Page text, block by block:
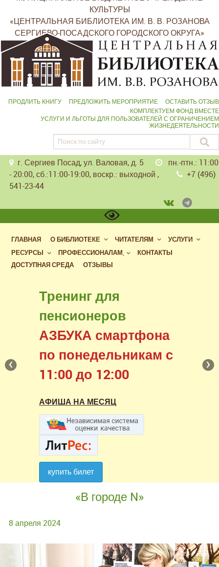
КУЛЬТУРЫ
«ЦЕНТРАЛЬНАЯ БИБЛИОТЕКА ИМ. В. В. РОЗАНОВА
СЕРГИЕВО-ПОСАДСКОГО ГОРОДСКОГО ОКРУГА»
ПРОДЛИТЬ КНИГУ ПРЕДЛОЖИТЬ МЕРОПРИЯТИЕ
ОСТАВИТЬ ОТЗЫВ
КОМПЛЕКТУЕМ ФОНД ВМЕСТЕ
УСЛУГИ И ЛЬГОТЫ ДЛЯ ПОЛЬЗОВАТЕЛЕЙ С ОГРАНИЧЕНИЕМ
ЖИЗНЕДЕЯТЕЛЬНОСТИ
г. Сергиев Посад, ул. Валовая, д. 5
пн.-птн.: 11:00
- 20:00, сб.:11:00-19:00, воскр.: выходной ,
+7 (496)
541-23-44
ГЛАВНАЯ О БИБЛИОТЕКЕ ЧИТАТЕЛЯМ
УСЛУГИ
РЕСУРСЫ
ПРОФЕССИОНАЛАМ
КОНТАКТЫ
ДОСТУПНАЯ СРЕДА
ОТЗЫВЫ
Бесплатный доступ
к фондам российских
библиотек
в нашем читальном зале
АФИША НА МЕСЯЦ
купить билет
Тренинг для
пенсионеров
АЗБУКА смартфона
по понедельникам с
11:00 до 12:00
АФИША НА МЕСЯЦ
купить билет
›
‹
«В городе N»
8 апреля 2024